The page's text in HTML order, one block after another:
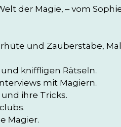
der Magie, – vom
und Zauberstäbe,
kniffligen Rätseln.
mit Magiern.
ihre Tricks.
Magier.